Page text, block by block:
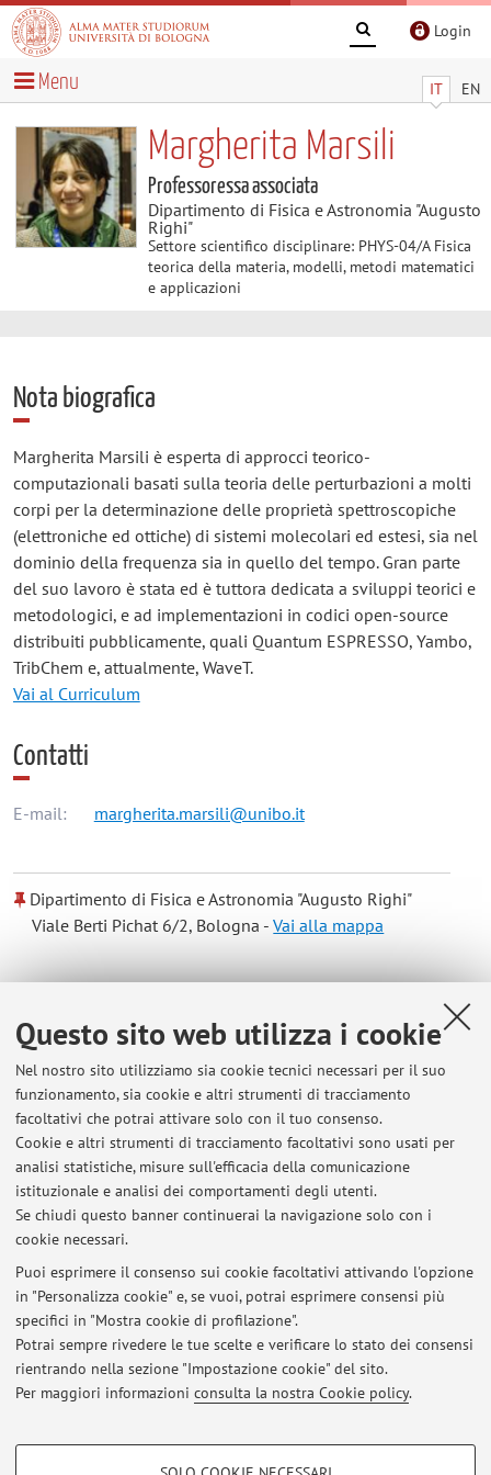
Questo sito web utilizza i cookie
Nel nostro sito utilizziamo sia cookie tecnici necessari per il suo
funzionamento, sia cookie e altri strumenti di tracciamento
facoltativi che potrai attivare solo con il tuo consenso.
Cookie e altri strumenti di tracciamento facoltativi sono usati per
analisi statistiche, misure sull'efficacia della comunicazione
istituzionale e analisi dei comportamenti degli utenti.
Se chiudi questo banner continuerai la navigazione solo con i
cookie necessari.
Puoi esprimere il consenso sui cookie facoltativi attivando l'opzione
in "Personalizza cookie" e, se vuoi, potrai esprimere consensi più
specifici in "Mostra cookie di profilazione".
Potrai sempre rivedere le tue scelte e verificare lo stato dei consensi
rientrando nella sezione "Impostazione cookie" del sito.
Per maggiori informazioni consulta la nostra Cookie policy.
COOKIE DI PROFILAZIONE - FACOLTATIVI
Login
IT EN
Menu
Margherita Marsili
Professoressa associata
Dipartimento di Fisica e Astronomia "Augusto
Righi"
Settore scientifico disciplinare: PHYS-04/A Fisica
teorica della materia, modelli, metodi matematici
e applicazioni
Nota biografica
Margherita Marsili è esperta di approcci teorico-
computazionali basati sulla teoria delle perturbazioni a molti
corpi per la determinazione delle proprietà spettroscopiche
(elettroniche ed ottiche) di sistemi molecolari ed estesi, sia nel
dominio della frequenza sia in quello del tempo. Gran parte
del suo lavoro è stata ed è tuttora dedicata a sviluppi teorici e
metodologici, e ad implementazioni in codici open-source
distribuiti pubblicamente, quali Quantum ESPRESSO, Yambo,
TribChem e, attualmente, WaveT.
Vai al Curriculum
Contatti
E-mail: margherita.marsili@unibo.it
Dipartimento di Fisica e Astronomia "Augusto Righi"
Viale Berti Pichat 6/2, Bologna -Vai alla mappa
Orario di ricevimento
Su appuntamento, inviare un messaggio a
margherita.marsili@unibo.it
Ultimi avvisi
Al momento non sono presenti avvisi.